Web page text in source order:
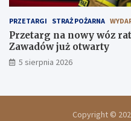
PRZETARGI STRAŻ POŻARNA
Przetarg na nowy wóz
Zawadów już otwarty
5 sierpnia 2026
Copyright ©